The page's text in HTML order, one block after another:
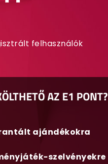
felhasználók
AZ E1 PONT?
ajándékokra
szelvényekre